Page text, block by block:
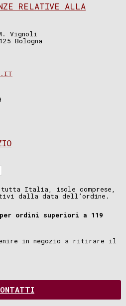
RELATIVE ALLA
Vignoli
Bologna
tutta Italia, isole comprese,
dalla data dell’ordine.
ordini superiori a 119
in negozio a ritirare il